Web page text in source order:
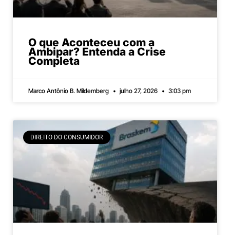
O que Aconteceu com a
Ambipar? Entenda a Crise
Completa
Marco Antônio B. Mildemberg julho 27, 2026 3:03 pm
DIREITO DO CONSUMIDOR